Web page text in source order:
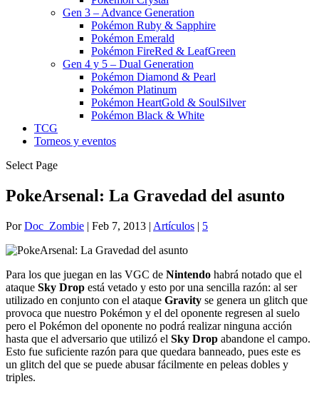
Gen 3 – Advance Generation
Pokémon Ruby & Sapphire
Pokémon Emerald
Pokémon FireRed & LeafGreen
Gen 4 y 5 – Dual Generation
Pokémon Diamond & Pearl
Pokémon Platinum
Pokémon HeartGold & SoulSilver
Pokémon Black & White
TCG
Torneos y eventos
Select Page
PokeArsenal: La Gravedad del asunto
PorDoc_Zombie | Feb 7, 2013 | Artículos | 5
Para los que juegan en las VGC de Nintendo habrá notado que el
ataque Sky Drop está vetado y esto por una sencilla razón: al ser
utilizado en conjunto con el ataque Gravity se genera un glitch que
provoca que nuestro Pokémon y el del oponente regresen al suelo
pero el Pokémon del oponente no podrá realizar ninguna acción
hasta que el adversario que utilizó el Sky Drop abandone el campo.
Esto fue suficiente razón para que quedara banneado, pues este es
un glitch del que se puede abusar fácilmente en peleas dobles y
triples.